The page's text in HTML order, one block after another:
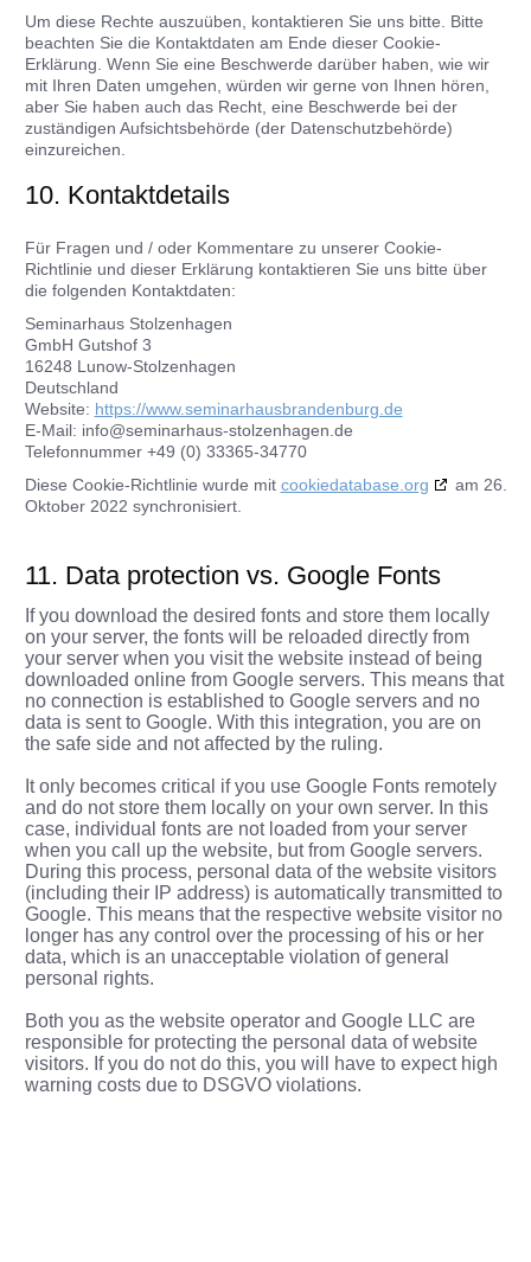
Um diese Rechte auszuüben, kontaktieren Sie uns bitte. Bitte
beachten Sie die Kontaktdaten am Ende dieser Cookie-
Erklärung. Wenn Sie eine Beschwerde darüber haben, wie wir
mit Ihren Daten umgehen, würden wir gerne von Ihnen hören,
aber Sie haben auch das Recht, eine Beschwerde bei der
zuständigen Aufsichtsbehörde (der Datenschutzbehörde)
einzureichen.
10. Kontaktdetails
Für Fragen und / oder Kommentare zu unserer Cookie-
Richtlinie und dieser Erklärung kontaktieren Sie uns bitte über
die folgenden Kontaktdaten:
Seminarhaus Stolzenhagen
GmbH Gutshof 3
16248 Lunow-Stolzenhagen
Deutschland
Website: https://www.seminarhausbrandenburg.de
E-Mail: info@seminarhaus-stolzenhagen.de
Telefonnummer +49 (0) 33365-34770
Diese Cookie-Richtlinie wurde mit cookiedatabase.org
am 26.
Oktober 2022 synchronisiert.
11. Data protection vs. Google Fonts
If you download the desired fonts and store them locally
on your server, the fonts will be reloaded directly from
your server when you visit the website instead of being
downloaded online from Google servers. This means that
no connection is established to Google servers and no
data is sent to Google. With this integration, you are on
the safe side and not affected by the ruling.
It only becomes critical if you use Google Fonts remotely
and do not store them locally on your own server. In this
case, individual fonts are not loaded from your server
when you call up the website, but from Google servers.
During this process, personal data of the website visitors
(including their IP address) is automatically transmitted to
Google. This means that the respective website visitor no
longer has any control over the processing of his or her
data, which is an unacceptable violation of general
personal rights.
Both you as the website operator and Google LLC are
responsible for protecting the personal data of website
visitors. If you do not do this, you will have to expect high
warning costs due to DSGVO violations.